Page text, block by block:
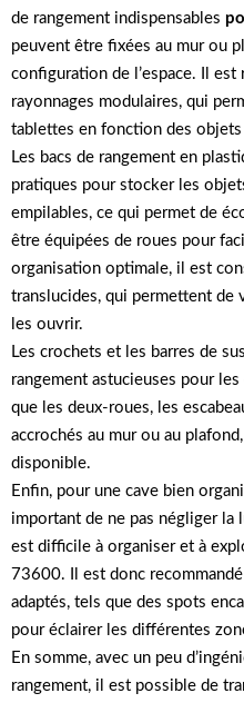
de rangement indispensables
peuvent être fixées au mur ou
configuration de l’espace. Il est
rayonnages modulaires, qui
tablettes en fonction des objets
Les bacs de rangement en
pratiques pour stocker les
empilables, ce qui permet de
être équipées de roues pour
organisation optimale, il est
translucides, qui permettent de
les ouvrir.
Les crochets et les barres de
rangement astucieuses pour
que les deux-roues, les
accrochés au mur ou au
disponible.
Enfin, pour une cave bien
important de ne pas négliger la
est difficile à organiser et à
73600. Il est donc
adaptés, tels que des spots
pour éclairer les différentes
En somme, avec un peu
rangement, il est possible de